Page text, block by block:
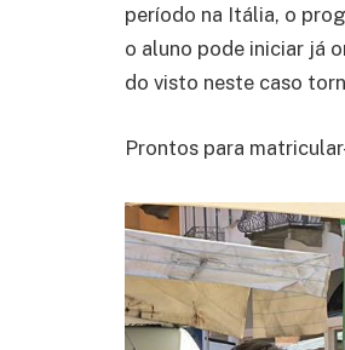
período na Itália, o
o aluno pode iniciar já
do visto neste caso
Prontos para